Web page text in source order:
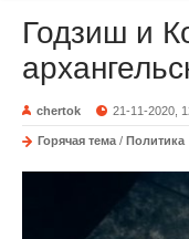
Годзиш и
chertok 21-11-2020,
Горячая тема / Политика